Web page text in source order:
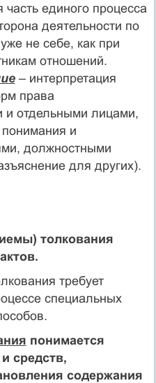
единого процесса
деятельности по
не себе, как при
отношений.
– интерпретация
права
и отдельными лицами,
понимания и
должностными
для других).
толкования
требует
специальных
понимается
средств,
содержания